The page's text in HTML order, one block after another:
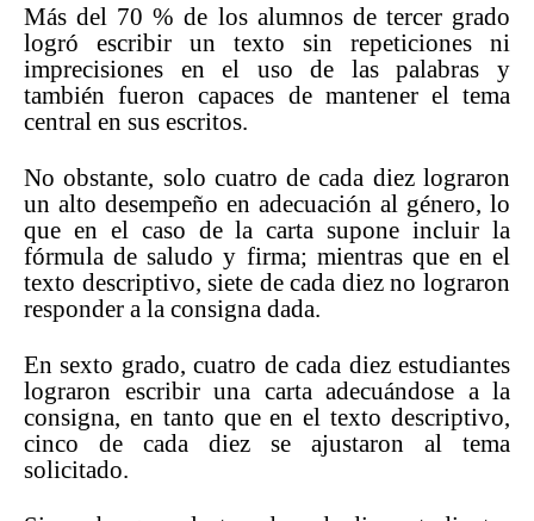
Más del 70 % de los alumnos de tercer grado
logró escribir un texto sin repeticiones ni
imprecisiones en el uso de las palabras y
también fueron capaces de mantener el tema
central en sus escritos.
No obstante, solo cuatro de cada diez lograron
un alto desempeño en adecuación al género, lo
que en el caso de la carta supone incluir la
fórmula de saludo y firma; mientras que en el
texto descriptivo, siete de cada diez no lograron
responder a la consigna dada.
En sexto grado, cuatro de cada diez estudiantes
lograron escribir una carta adecuándose a la
consigna, en tanto que en el texto descriptivo,
cinco de cada diez se ajustaron al tema
solicitado.